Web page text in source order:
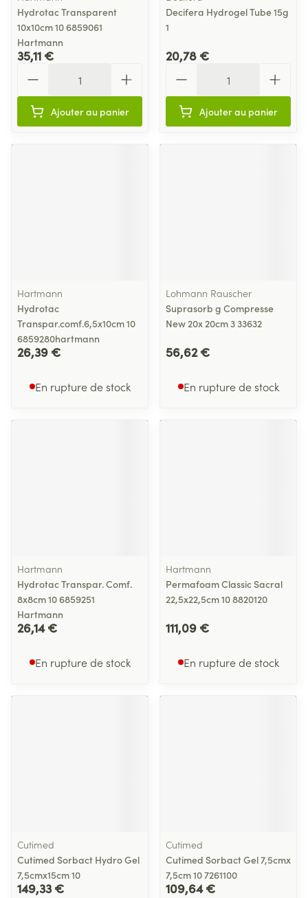
Hydrotac Transparent
10x10cm 10 6859061
Hartmann
35,11 €
Ajouter au panier
Decifera Hydrogel Tube 15g
1
20,78 €
Ajouter au panier
Hartmann
Hydrotac
Transpar.comf.6,5x10cm 10
6859280hartmann
26,39 €
En rupture de stock
Lohmann Rauscher
Suprasorb g Compresse
New 20x 20cm 3 33632
56,62 €
En rupture de stock
Hartmann
Hydrotac Transpar. Comf.
8x8cm 10 6859251
Hartmann
26,14 €
En rupture de stock
Hartmann
Permafoam Classic Sacral
22,5x22,5cm 10 8820120
111,09 €
En rupture de stock
Cutimed
Cutimed Sorbact Hydro Gel
7,5cmx15cm 10
149,33 €
Cutimed
Cutimed Sorbact Gel 7,5cmx
7,5cm 10 7261100
109,64 €